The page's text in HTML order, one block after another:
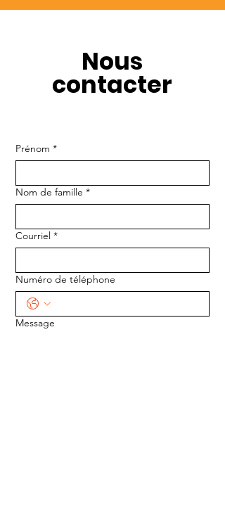
Nous
contacter
Prénom *
Nom de famille *
Courriel *
Numéro de téléphone
Message